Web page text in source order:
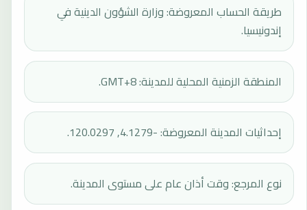
طريقة الحساب المعروضة: وزارة الشؤون الدينية في
إندونيسيا.
المنطقة الزمنية المحلية للمدينة: GMT+8.
إحداثيات المدينة المعروضة: -4.1279, 120.0297.
نوع المرجع: وقت أذان عام على مستوى المدينة.